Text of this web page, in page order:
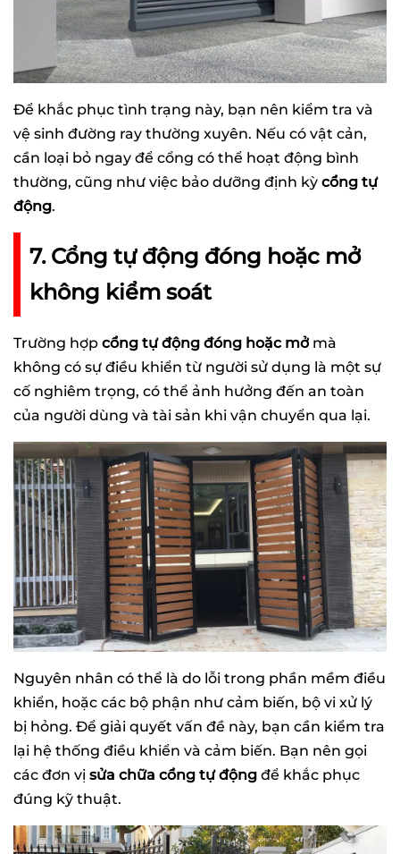
Để khắc phục tình trạng này, bạn nên kiểm tra và
vệ sinh đường ray thường xuyên. Nếu có vật cản,
cần loại bỏ ngay để cổng có thể hoạt động bình
thường, cũng như việc bảo dưỡng định kỳ cổng tự
động.
7. Cổng tự động đóng hoặc mở
không kiểm soát
Trường hợp cổng tự động đóng hoặc mởmà
không có sự điều khiển từ người sử dụng là một sự
cố nghiêm trọng, có thể ảnh hưởng đến an toàn
của người dùng và tài sản khi vận chuyển qua lại.
Nguyên nhân có thể là do lỗi trong phần mềm điều
khiển, hoặc các bộ phận như cảm biến, bộ vi xử lý
bị hỏng. Để giải quyết vấn đề này, bạn cần kiểm tra
lại hệ thống điều khiển và cảm biến. Bạn nên gọi
các đơn vị sửa chữa cổng tự động để khắc phục
đúng kỹ thuật.